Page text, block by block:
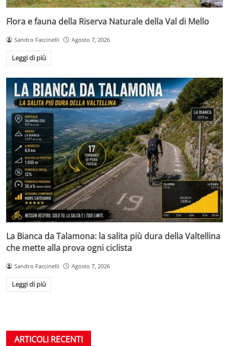
Flora e fauna della Riserva Naturale della Val di Mello
Sandro Faccinelli Agosto 7, 2026
Leggi di più
La Bianca da Talamona: la salita più dura della Valtellina
che mette alla prova ogni ciclista
Sandro Faccinelli Agosto 7, 2026
Leggi di più
ARTICOLI RECENTI